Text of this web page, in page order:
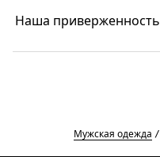
Наша приверженность
Мужская одежда